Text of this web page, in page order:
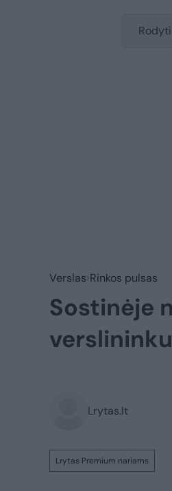
Verslas Rinkos pulsas
Sostinėje
Lrytas.lt
Lrytas Premium nariams